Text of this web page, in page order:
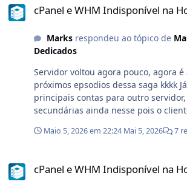
compatível com seus diferentes níveis de
de acessoAdmin Level Pode
existentes no servidor. Pode
substituir a credencial utilizada na
SPFBL. Possui acesso às ações de
bloqueio. Reseller Level Pode
própria conta e dos usuários
Não possui acesso à configuração
credenciais. Pode executar as ações
exclusivamente o domínio principal e
histórico e executar ações somente
cPanel e WHM Indisponível na
Marksrespondeu ao tópico de
Dedicados
Servidor voltou agora pouco, agora
próximos epsodios dessa saga kkkk
principais contas para outro
secundárias ainda nesse pois o
Maio 5, 2026 em 22:24 Mai 5, 2026 7
cPanel e WHM Indisponível na